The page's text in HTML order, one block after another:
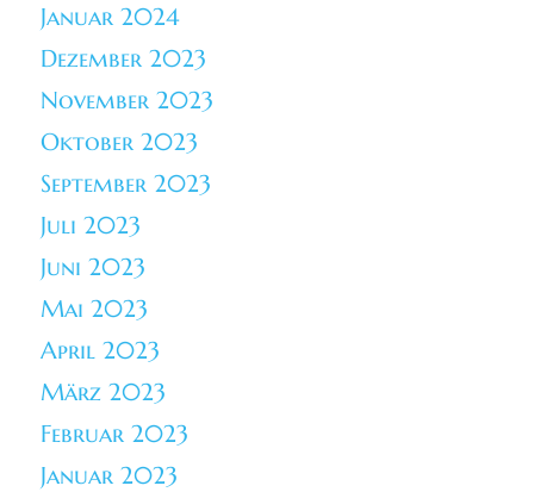
Januar 2024
Dezember 2023
November 2023
Oktober 2023
September 2023
Juli 2023
Juni 2023
Mai 2023
April 2023
März 2023
Februar 2023
Januar 2023